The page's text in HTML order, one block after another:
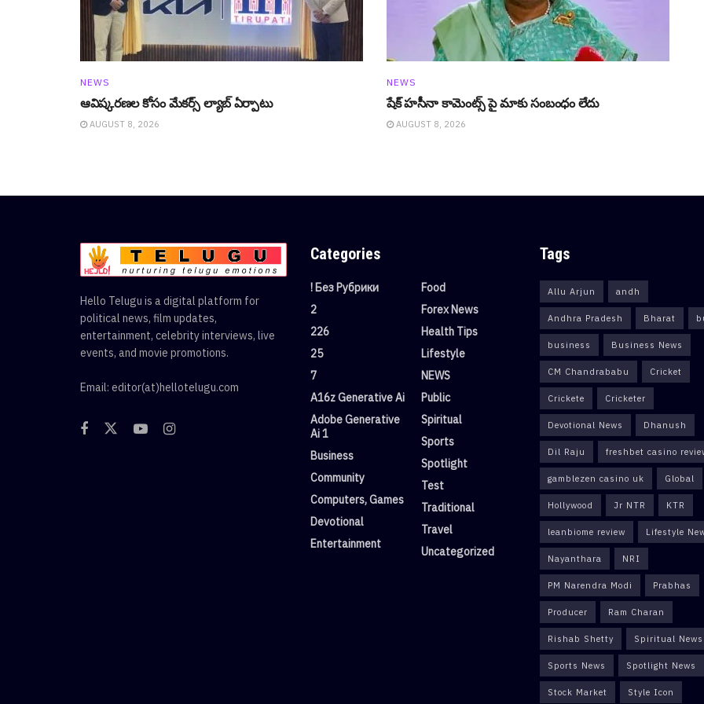
NEWS
ఆవిష్క‌ర‌ణ‌ల కోసం మేక‌ర్స్ ల్యాబ్ ఏర్పాటు
AUGUST 8, 2026
NEWS
షేక్ హ‌సీనా కామెంట్స్ పై మాకు సంబంధం లేదు
AUGUST 8, 2026
Hello Telugu is a digital platform for
political news, film updates,
entertainment, celebrity interviews, live
events, and movie promotions.
Email: editor(at)hellotelugu.com
Categories
! Без Рубрики
2
226
25
7
A16z Generative Ai
Adobe Generative
Ai 1
Business
Community
Computers, Games
Devotional
Entertainment
Food
Forex News
Health Tips
Lifestyle
NEWS
Public
Spiritual
Sports
Spotlight
Test
Traditional
Travel
Uncategorized
Tags
Allu Arjun andh
Andhra Pradesh Bharat
business Business News
CM Chandrababu Cricket
Crickete Cricketer
Devotional News Dhanush
Dil Raju freshbet casino
gamblezen casino uk Global
Hollywood Jr NTR KTR
leanbiome review Lifestyle
Nayanthara NRI
PM Narendra Modi Prabhas
Producer Ram Charan
Rishab Shetty Spiritual News
Sports News Spotlight News
Stock Market Style Icon